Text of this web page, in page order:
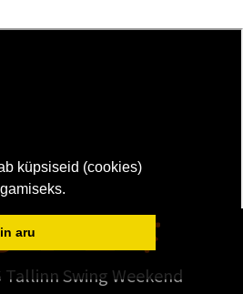
küpsiseid (cookies)
aru
Tallinn Swing Weekend